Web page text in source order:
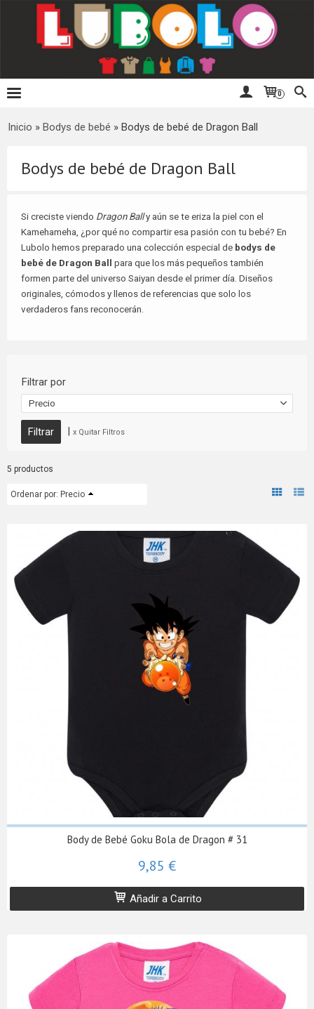
0
Inicio » Bodys de bebé » Bodys de bebé de Dragon Ball
Bodys de bebé de Dragon Ball
Si creciste viendo Dragon Bally aún se te eriza la piel con el
Kamehameha, ¿por qué no compartir esa pasión con tu bebé? En
Lubolo hemos preparado una colección especial de bodys de
bebé de Dragon Ball para que los más pequeños también
formen parte del universo Saiyan desde el primer día. Diseños
originales, cómodos y llenos de referencias que solo los
verdaderos fans reconocerán.
Filtrar por
Precio
| x Quitar Filtros
5 productos
Ordenar por: Precio
Body de Bebé Goku Bola de Dragon # 31
9,85 €
Añadir a Carrito